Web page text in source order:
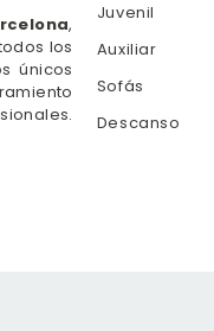
,
los
únicos
Juvenil
Auxiliar
Sofás
Descanso